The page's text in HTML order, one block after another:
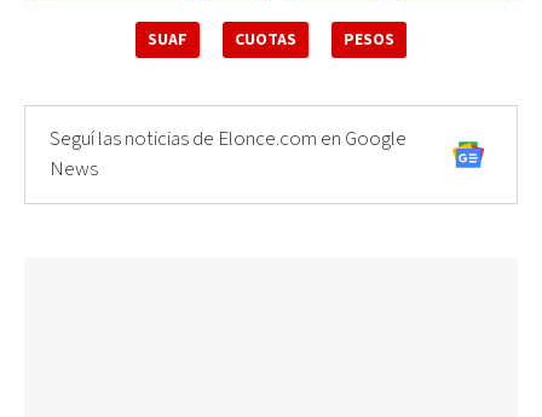
SUAF CUOTAS PESOS
Seguí las noticias de Elonce.com en Google
News